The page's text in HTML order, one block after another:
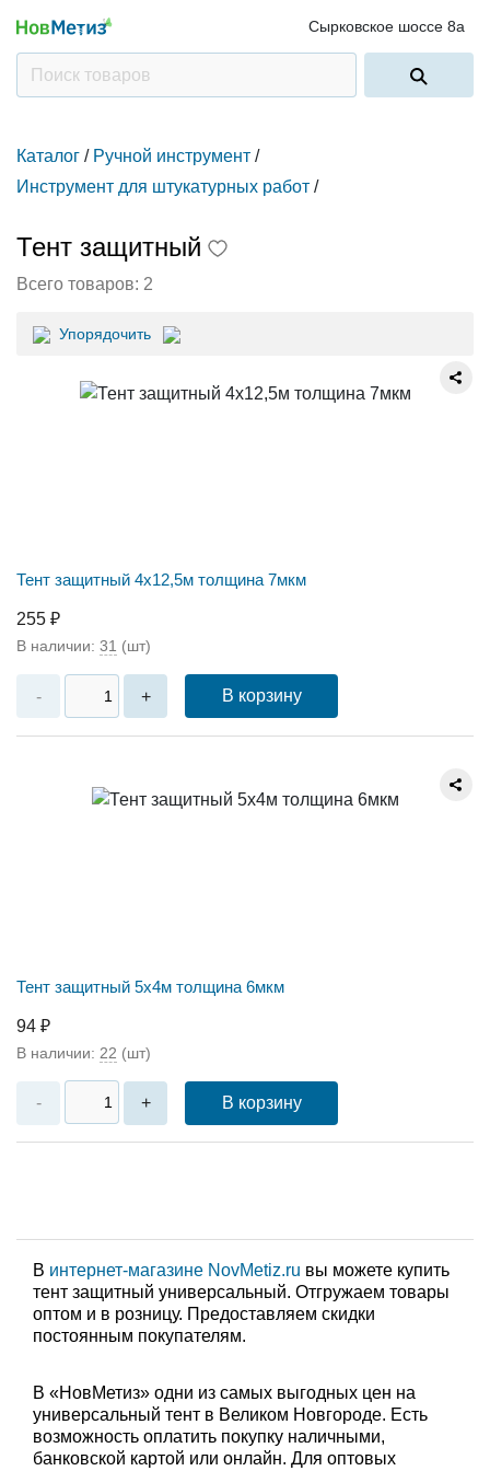
Сырковское шоссе 8а
Каталог / Ручной инструмент /
Инструмент для штукатурных работ /
Тент защитный
Всего товаров: 2
Упорядочить
Тент защитный 4х12,5м толщина 7мкм
255 ₽
В наличии: 31 (шт)
- + В корзину
Тент защитный 5х4м толщина 6мкм
94 ₽
В наличии: 22 (шт)
- + В корзину
В интернет-магазине NovMetiz.ru вы можете купить
тент защитный универсальный. Отгружаем товары
оптом и в розницу. Предоставляем скидки
постоянным покупателям.
В «НовМетиз» одни из самых выгодных цен на
универсальный тент в Великом Новгороде. Есть
возможность оплатить покупку наличными,
банковской картой или онлайн. Для оптовых